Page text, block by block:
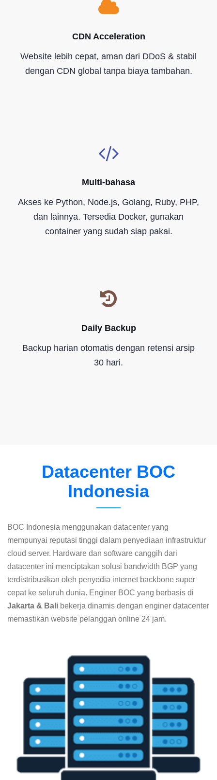
CDN Acceleration
Website lebih cepat, aman dari DDoS & stabil
dengan CDN global tanpa biaya tambahan.
Multi-bahasa
Akses ke Python, Node.js, Golang, Ruby, PHP,
dan lainnya. Tersedia Docker, gunakan
container yang sudah siap pakai.
Daily Backup
Backup harian otomatis dengan retensi arsip
30 hari.
Datacenter BOC
Indonesia
BOC Indonesia menggunakan datacenter yang
mempunyai reputasi tinggi dalam penyediaan infrastruktur
cloud server. Hardware dan software canggih dari
datacenter ini menciptakan solusi bandwidth BGP yang
terdistribusikan oleh penyedia internet backbone super
cepat ke seluruh dunia. Enginer BOC yang berbasis di
Jakarta & Bali bekerja dinamis dengan enginer datacenter
memastikan website pelanggan online 24 jam.